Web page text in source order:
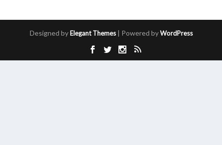
Designed by Elegant Themes| Powered byWordPress